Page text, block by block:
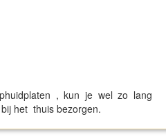
, kun je wel zo lang
het thuis bezorgen.